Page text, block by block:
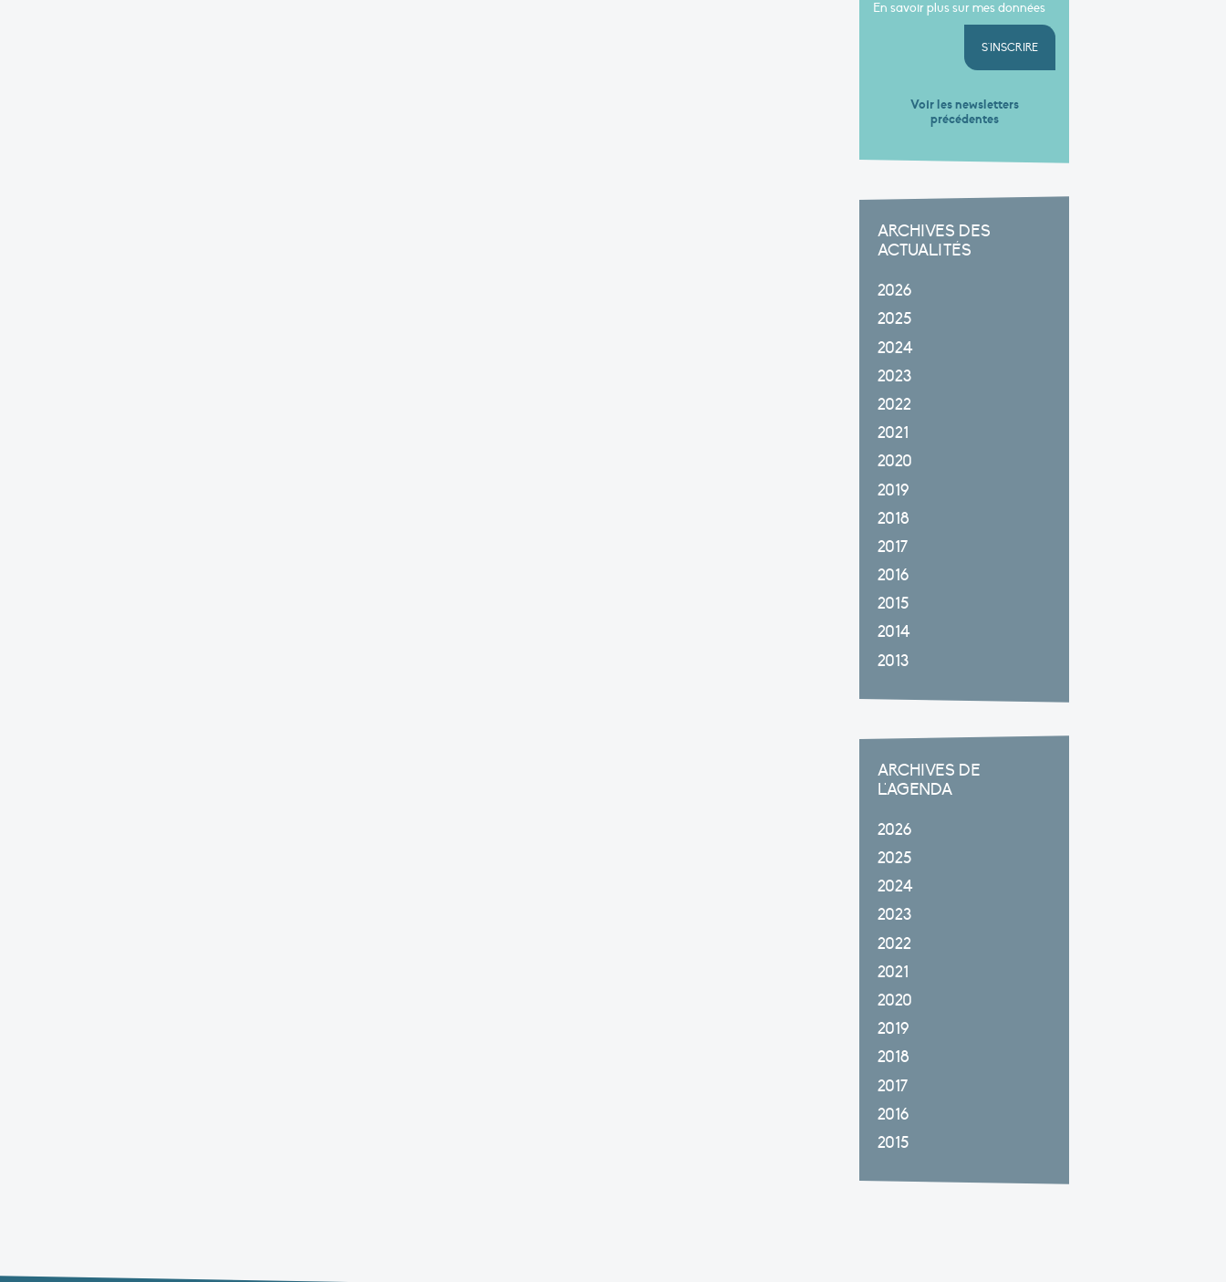
En savoir plus sur mes données
S'INSCRIRE
Voir les newsletters
précédentes
ARCHIVES DES
ACTUALITÉS
2026
2025
2024
2023
2022
2021
2020
2019
2018
2017
2016
2015
2014
2013
ARCHIVES DE
L'AGENDA
2026
2025
2024
2023
2022
2021
2020
2019
2018
2017
2016
2015